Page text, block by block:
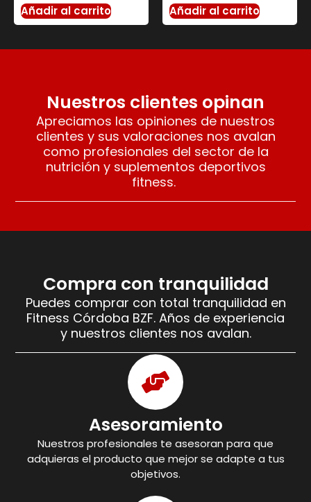
Añadir al carrito Añadir al carrito
Nuestros clientes opinan
Apreciamos las opiniones de nuestros
clientes y sus valoraciones nos avalan
como profesionales del sector de la
nutrición y suplementos deportivos
fitness.
Compra con tranquilidad
Puedes comprar con total tranquilidad en
Fitness Córdoba BZF. Años de experiencia
y nuestros clientes nos avalan.
Asesoramiento
Nuestros profesionales te asesoran para que
adquieras el producto que mejor se adapte a tus
objetivos.